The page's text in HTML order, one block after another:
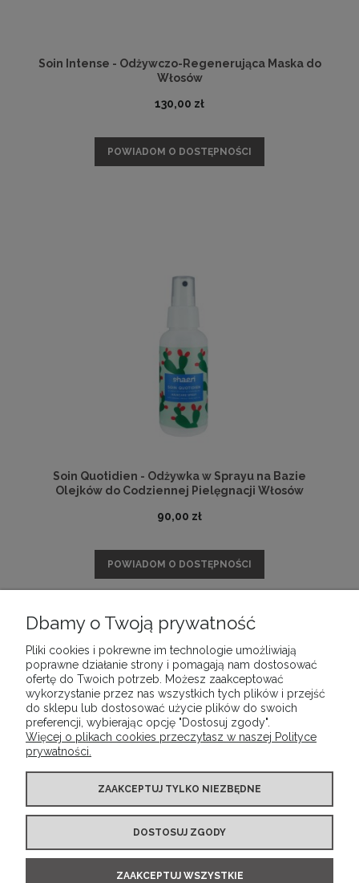
Soin Intense - Odżywczo-Regenerująca Maska do
Włosów
130,00 zł
POWIADOM O DOSTĘPNOŚCI
Soin Quotidien - Odżywka w Sprayu na Bazie
Olejków do Codziennej Pielęgnacji Włosów
90,00 zł
POWIADOM O DOSTĘPNOŚCI
POMOC
MOJE KONTO
O NAS
Dbamy o Twoją prywatność
Pliki cookies i pokrewne im technologie umożliwiają
poprawne działanie strony i pomagają nam dostosować
ofertę do Twoich potrzeb. Możesz zaakceptować
wykorzystanie przez nas wszystkich tych plików i przejść
do sklepu lub dostosować użycie plików do swoich
preferencji, wybierając opcję "Dostosuj zgody".
Więcej o plikach cookies przeczytasz w naszej Polityce
prywatności.
ZAAKCEPTUJ TYLKO NIEZBĘDNE
DOSTOSUJ ZGODY
ZAAKCEPTUJ WSZYSTKIE